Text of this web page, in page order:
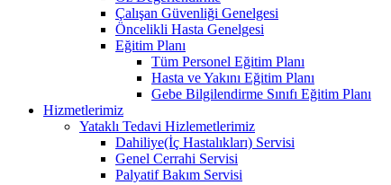
Çalışan Güvenliği Genelgesi
Öncelikli Hasta Genelgesi
Eğitim Planı
Tüm Personel Eğitim Planı
Hasta ve Yakını Eğitim Planı
Gebe Bilgilendirme Sınıfı Eğitim Planı
Hizmetlerimiz
Yataklı Tedavi Hizlemetlerimiz
Dahiliye(İç Hastalıkları) Servisi
Genel Cerrahi Servisi
Palyatif Bakım Servisi